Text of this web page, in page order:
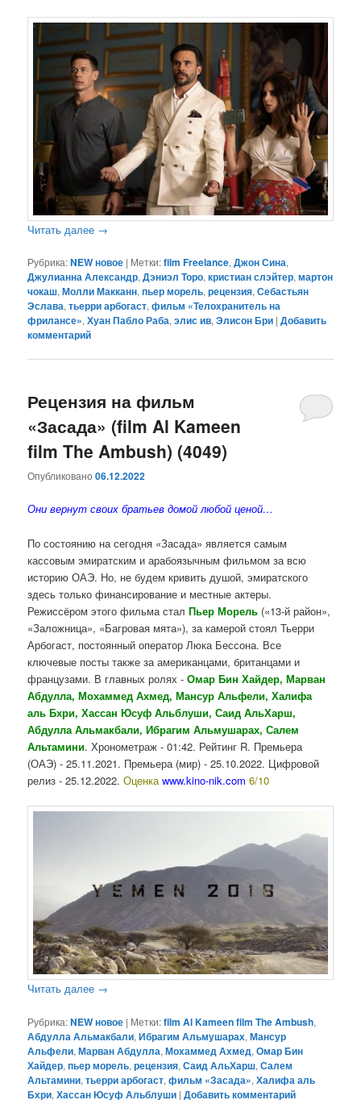
Читать далее →
Рубрика:NEW новое | Метки:film Freelance,Джон Сина,
Джулианна Александр,Дэниэл Торо,кристиан слэйтер,мартон
чокаш,Молли Макканн,пьер морель,рецензия,Себастьян
Эслава,тьерри арбогаст,фильм «Телохранитель на
фрилансе»,Хуан Пабло Раба,элис ив,Элисон Бри |Добавить
комментарий
Рецензия на фильм
«Засада» (film Al Kameen
film The Ambush) (4049)
Опубликовано06.12.2022
Они вернут своих братьев домой любой ценой…
По состоянию на сегодня «Засада» является самым
кассовым эмиратским и арабоязычным фильмом за всю
историю ОАЭ. Но, не будем кривить душой, эмиратского
здесь только финансирование и местные актеры.
Режиссёром этого фильма сталПьер Морель («13-й район»,
«Заложница», «Багровая мята»), за камерой стоял Тьерри
Арбогаст, постоянный оператор Люка Бессона. Все
ключевые посты также за американцами, британцами и
французами. В главных ролях -Омар Бин Хайдер, Марван
Абдулла, Мохаммед Ахмед, Мансур Альфели, Халифа
аль Бхри, Хассан Юсуф Альблуши, Саид АльХарш,
Абдулла Альмакбали, Ибрагим Альмушарах, Салем
Альтамини. Хронометраж - 01:42. Рейтинг R. Премьера
(ОАЭ) - 25.11.2021. Премьера (мир) - 25.10.2022. Цифровой
релиз - 25.12.2022.Оценкаwww.kino-nik.com 6/10
Читать далее →
Рубрика:NEW новое | Метки:film Al Kameen film The Ambush,
Абдулла Альмакбали,Ибрагим Альмушарах,Мансур
Альфели,Марван Абдулла,Мохаммед Ахмед,Омар Бин
Хайдер,пьер морель,рецензия,Саид АльХарш,Салем
Альтамини,тьерри арбогаст,фильм «Засада»,Халифа аль
Бхри,Хассан Юсуф Альблуши |Добавить комментарий